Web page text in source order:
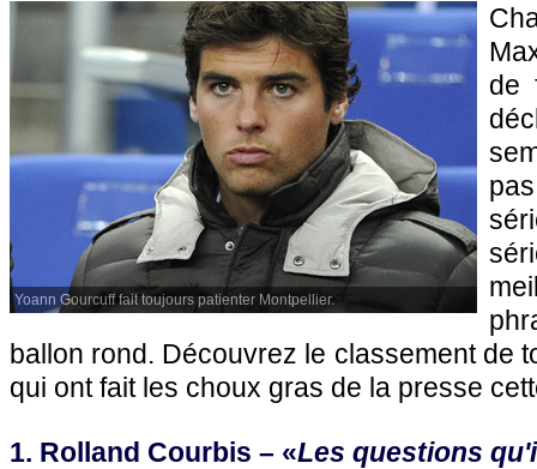
Yoann Gourcuff fait toujours patienter Montpellier.
de
ballon rond. Découvrez le classement de
qui ont fait les choux gras de la presse
1. Rolland Courbis – «Les questions